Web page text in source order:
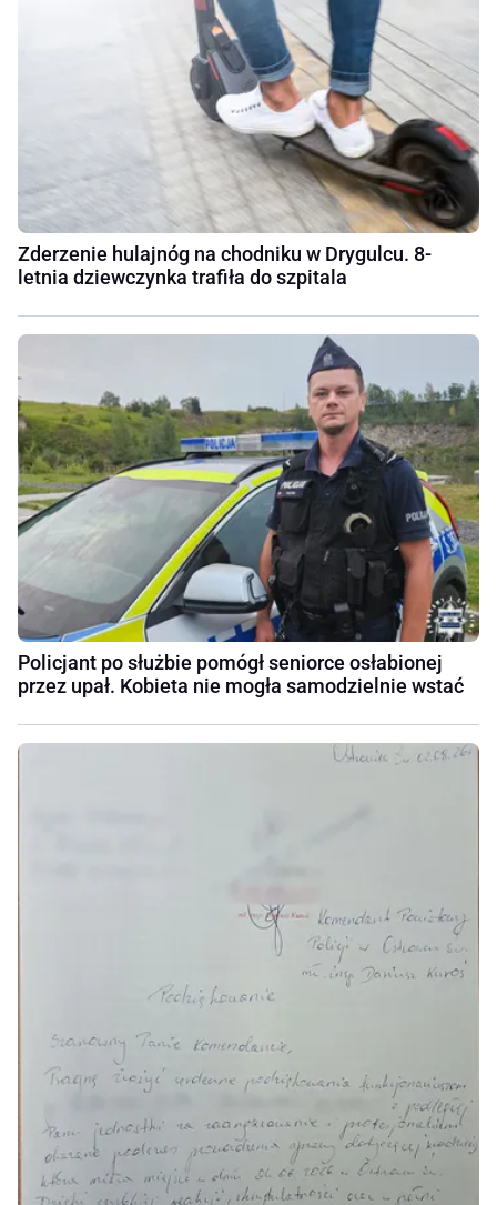
Zderzenie hulajnóg na chodniku w Drygulcu. 8-
letnia dziewczynka trafiła do szpitala
Policjant po służbie pomógł seniorce osłabionej
przez upał. Kobieta nie mogła samodzielnie wstać